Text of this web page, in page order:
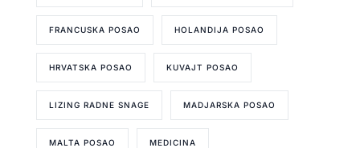
FRANCUSKA POSAO HOLANDIJA POSAO
HRVATSKA POSAO KUVAJT POSAO
LIZING RADNE SNAGE MADJARSKA POSAO
MALTA POSAO MEDICINA